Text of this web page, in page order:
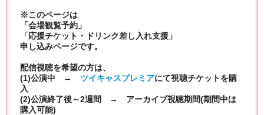
※このページは
「会場観覧予約」
「応援チケット・ドリンク差し入れ支援」
申し込みページです。
配信視聴を希望の方は、
(1)公演中 → ツイキャスプレミアにて視聴チケットを購
入
(2)公演終了後～2週間 → アーカイブ視聴期間(期間中は
購入可能)